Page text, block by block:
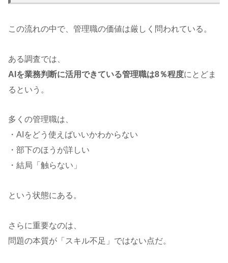
この流れの中で、管理職の価値は厳しく問われている。
ある調査では、
AIを業務判断に活用できている管理職は8％程度にとどま
るという。
多くの管理職は、
・AIをどう使えばいいかわからない
・部下のほうが詳しい
・結局「触らない」
という状態にある。
さらに重要なのは、
問題の本質が「スキル不足」ではない点だ。